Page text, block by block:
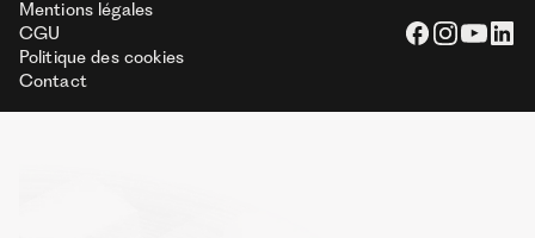
Mentions légales
CGU
Politique des cookies
Contact